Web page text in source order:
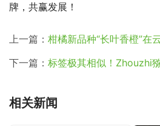
牌，共赢发展！
上一篇： 柑橘新品种“长叶香橙”在
下一篇： 标签极其相似！Zhouzhi猕猴桃及其他潜在
相关新闻